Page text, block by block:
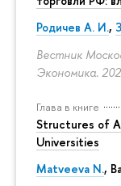
Родичев А. И.,
Вестник
Экономика.
Глава в книге
Structures of
Universities
Matveeva N.,